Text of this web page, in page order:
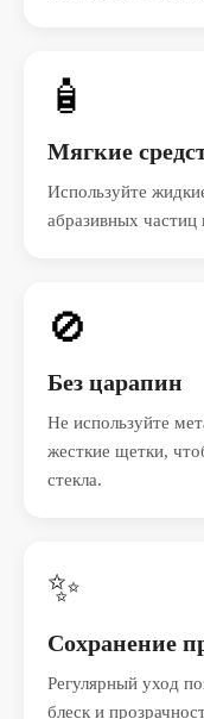
🧴
Мягкие
Используйте
абразивных частиц
🚫
Без царапин
Не используйте
жесткие щетки,
стекла.
✨
Сохранение
Регулярный уход
блеск и